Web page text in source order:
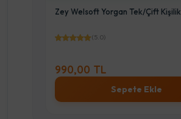
Zey Welsoft Yorgan Tek/Çift Kişilik
(5.0)
990,00 TL
Sepete Ekle